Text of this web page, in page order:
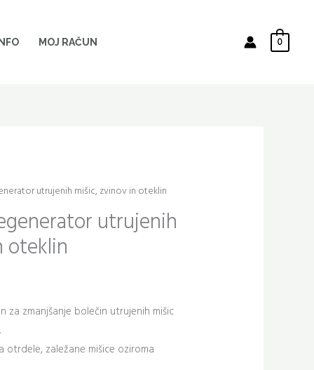
MOJ RAČUN 0
utrujenih mišic, zvinov in oteklin
utrujenih
oteklin
za zmanjšanje bolečin utrujenih mišic
zaležane mišice oziroma